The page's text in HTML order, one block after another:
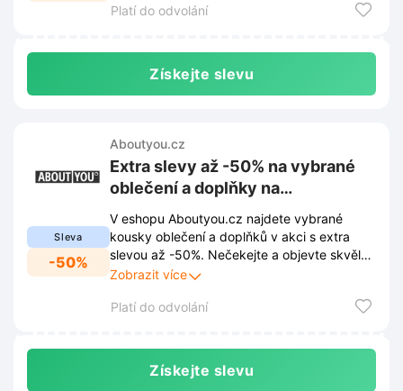
Platí do odvolání
Získejte slevu
Sleva
-50%
Aboutyou.cz
Extra slevy až -50% na vybrané
oblečení a doplňky na
Aboutyou.cz
V eshopu Aboutyou.cz najdete vybrané
kousky oblečení a doplňků v akci s extra
slevou až -50%. Nečekejte a objevte skvělé
nabídky, které vám zpříjemní podzimní
Zobrazit více
Platí do odvolání
Získejte slevu